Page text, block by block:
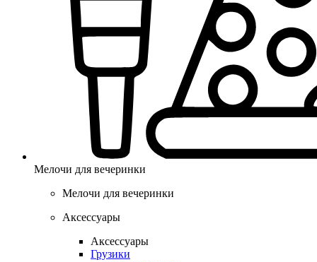
Мелочи для вечеринки
Мелочи для вечеринки
Аксессуары
Аксессуары
Грузики